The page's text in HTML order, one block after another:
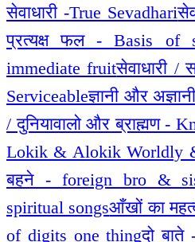
सेवाधारी -True Sevadhari
प्रत्यक्ष फल - Basis of
immediate fruitसेवाधारी /
Serviceableज्ञानी और
/ दुनियावालो और ब्राह्मण -
Lokik & Alokik Worldly
बहने - foreign bro &
spiritual songsआँखों का
of digits one thingदो